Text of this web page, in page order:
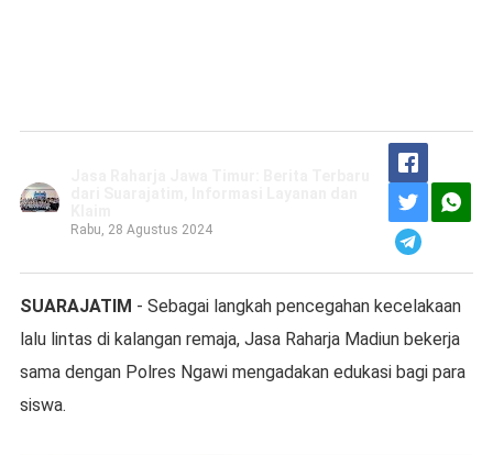
Rabu, 28 Agustus 2024
SUARAJATIM - Sebagai langkah pencegahan kecelakaan
lalu lintas di kalangan remaja, Jasa Raharja Madiun bekerja
sama dengan Polres Ngawi mengadakan edukasi bagi para
siswa.